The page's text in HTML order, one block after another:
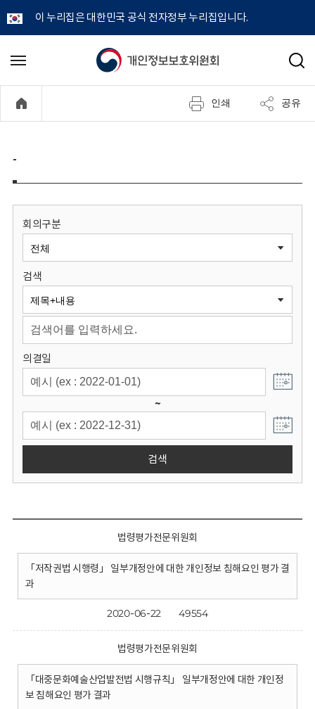
이 누리집은 대한민국 공식 전자정부 누리집입니다.
개
정
보
원
회
메
기
검
인쇄 공유
-
회의구분
검색
의결일
~
검색
법령평가전문위원회
「저작권법 시행령」 일부개정안에 대한 개인정보 침해요인 평가 결
과
2020-06-22 49554
법령평가전문위원회
「대중문화예술산업발전법 시행규칙」 일부개정안에 대한 개인정
보 침해요인 평가 결과